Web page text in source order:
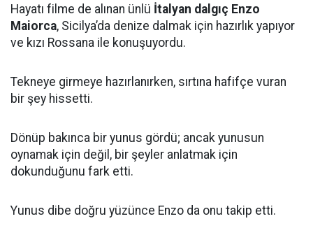
Hayatı filme de alınan ünlü İtalyan dalgıç Enzo
Maiorca, Sicilya’da denize dalmak için hazırlık yapıyor
ve kızı Rossana ile konuşuyordu.
Tekneye girmeye hazırlanırken, sırtına hafifçe vuran
bir şey hissetti.
Dönüp bakınca bir yunus gördü; ancak yunusun
oynamak için değil, bir şeyler anlatmak için
dokunduğunu fark etti.
Yunus dibe doğru yüzünce Enzo da onu takip etti.